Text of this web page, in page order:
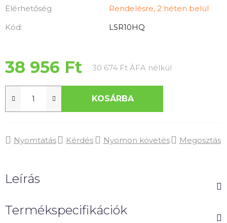
értékelése
5-
csillag.
Elérhetőség
Rendelésre, 2 héten belül
Kód:
LSR10HQ
38 956 Ft 30 674 Ft ÁFA nélkül
KOSÁRBA
Nyomtatás Kérdés Nyomon követés Megosztás
Leírás
Termékspecifikációk